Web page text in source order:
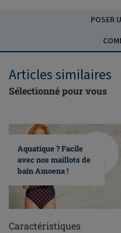
POSER
Articles similaires
Sélectionné pour vous
Aquatique ? Facile
avec nos maillots de
bain Amoena !
Caractéristiques